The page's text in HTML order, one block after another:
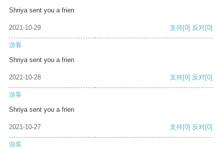
Shriya sent you a frien
2021-10-29 支持[0] 反对[0]
游客
Shriya sent you a frien
2021-10-28 支持[0] 反对[0]
游客
Shriya sent you a frien
2021-10-27 支持[0] 反对[0]
游客